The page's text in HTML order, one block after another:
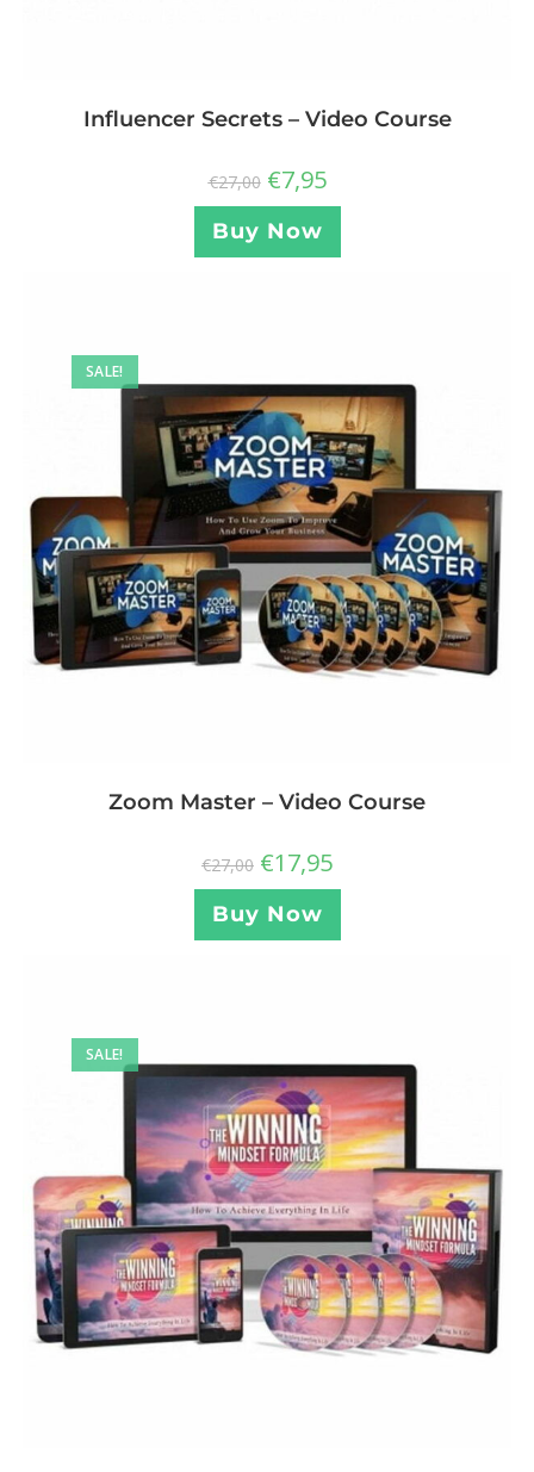
Influencer Secrets – Video Course
€27,00 €7,95
Buy Now
SALE!
Zoom Master – Video Course
€27,00 €17,95
Buy Now
SALE!